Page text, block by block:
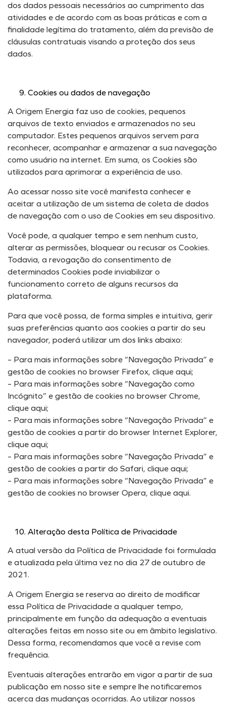
dos dados pessoais necessários ao cumprimento das
atividades e de acordo com as boas práticas e com a
finalidade legítima do tratamento, além da previsão de
cláusulas contratuais visando a proteção dos seus
dados.
Cookies ou dados de navegação
A Origem Energia faz uso de cookies, pequenos
arquivos de texto enviados e armazenados no seu
computador. Estes pequenos arquivos servem para
reconhecer, acompanhar e armazenar a sua navegação
como usuário na internet. Em suma, os Cookies são
utilizados para aprimorar a experiência de uso.
Ao acessar nosso site você manifesta conhecer e
aceitar a utilização de um sistema de coleta de dados
de navegação com o uso de Cookies em seu dispositivo.
Você pode, a qualquer tempo e sem nenhum custo,
alterar as permissões, bloquear ou recusar os Cookies.
Todavia, a revogação do consentimento de
determinados Cookies pode inviabilizar o
funcionamento correto de alguns recursos da
plataforma.
Para que você possa, de forma simples e intuitiva, gerir
suas preferências quanto aos cookies a partir do seu
navegador, poderá utilizar um dos links abaixo:
– Para mais informações sobre “Navegação Privada” e
gestão de cookies no browser Firefox, clique aqui;
– Para mais informações sobre “Navegação como
Incógnito” e gestão de cookies no browser Chrome,
clique aqui;
– Para mais informações sobre “Navegação Privada” e
gestão de cookies a partir do browser Internet Explorer,
clique aqui;
– Para mais informações sobre “Navegação Privada” e
gestão de cookies a partir do Safari, clique aqui;
– Para mais informações sobre “Navegação Privada” e
gestão de cookies no browser Opera, clique aqui.
Alteração desta Política de Privacidade
A atual versão da Política de Privacidade foi formulada
e atualizada pela última vez no dia 27 de outubro de
2021.
A Origem Energia se reserva ao direito de modificar
essa Política de Privacidade a qualquer tempo,
principalmente em função da adequação a eventuais
alterações feitas em nosso site ou em âmbito legislativo.
Dessa forma, recomendamos que você a revise com
frequência.
Eventuais alterações entrarão em vigor a partir de sua
publicação em nosso site e sempre lhe notificaremos
acerca das mudanças ocorridas. Ao utilizar nossos